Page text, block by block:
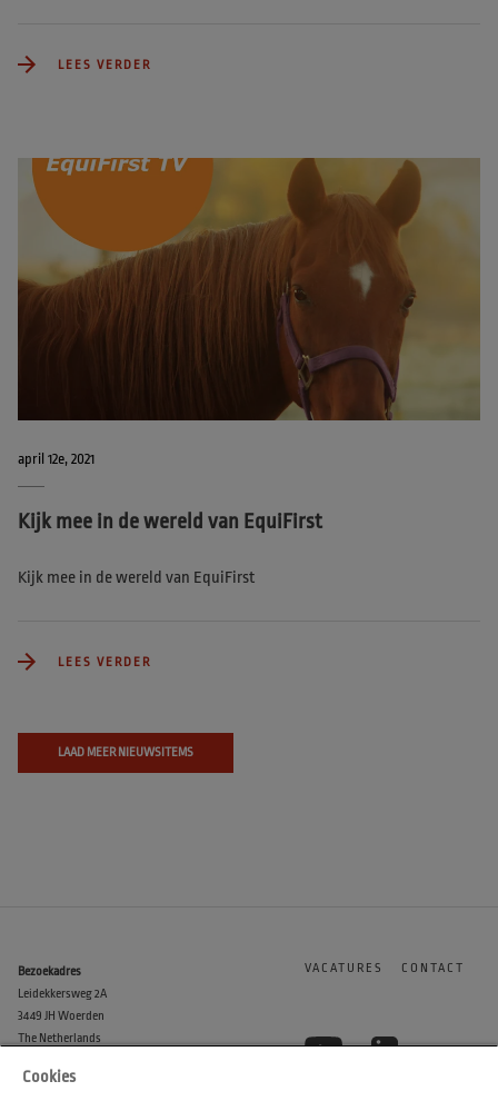
LEES VERDER
april 12e, 2021
Kijk mee in de wereld van EquiFirst
Kijk mee in de wereld van EquiFirst
LEES VERDER
LAAD MEER NIEUWSITEMS
Bezoekadres
Leidekkersweg 2A
3449 JH Woerden
The Netherlands
VACATURES CONTACT
Cookies